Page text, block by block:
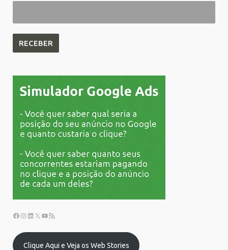
Clique Aqui e Veja os Web Stories